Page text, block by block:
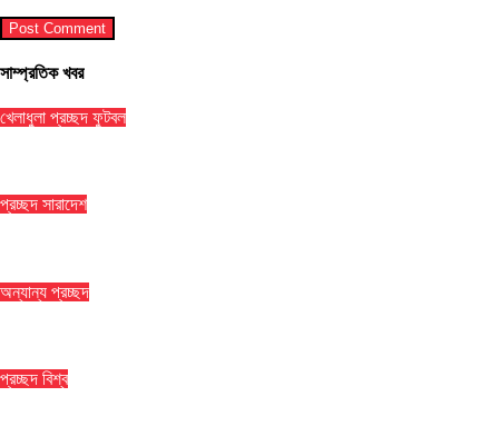
সাম্প্রতিক খবর
খেলাধুলা প্রচ্ছদ ফুটবল
প্রচ্ছদ সারাদেশ
অন্যান্য প্রচ্ছদ
প্রচ্ছদ বিশ্ব